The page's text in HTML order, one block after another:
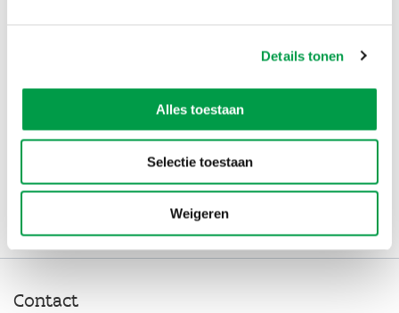
Details tonen
Alles toestaan
Selectie toestaan
Weigeren
Vlaanderen helpt kmo's de digitale sprong
VLAIO lanceert een eerste oproep digitale
transformatieprojecten om kmo’s de kans te geven een
digitale transformatie te realiseren.
Contact